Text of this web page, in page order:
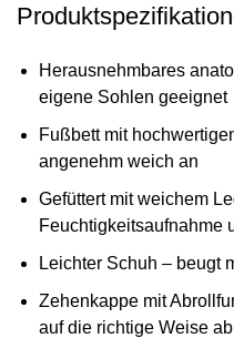
Herausnehmbares
eigene Sohlen geeignet
Fußbett mit
angenehm weich an
Gefüttert mit weichem
Feuchtigkeitsaufnahme
Leichter Schuh – beugt
Zehenkappe mit
auf die richtige Weise